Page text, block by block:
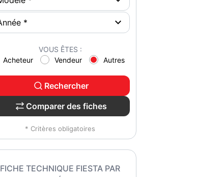
VOUS ÊTES :
Acheteur
Vendeur Autres
Rechercher
Comparer des fiches
* Critères obligatoires
FICHE TECHNIQUE FIESTA PAR